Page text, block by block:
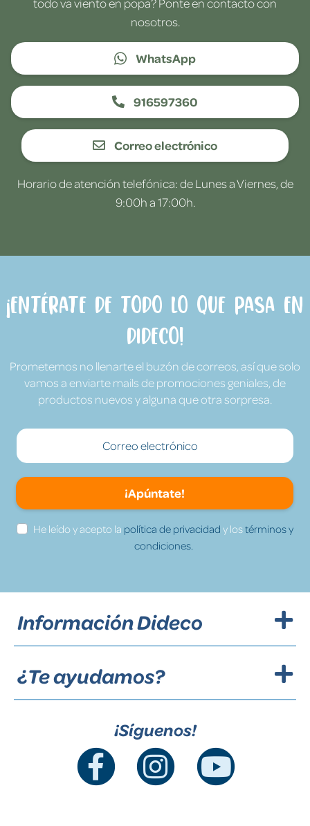
nosotros.
WhatsApp
916597360
Correo electrónico
Horario de atención telefónica: de Lunes a Viernes, de
9:00h a 17:00h.
¡Entérate de todo lo que pasa en
Dideco!
Prometemos no llenarte el buzón de correos, así que solo
vamos a enviarte mails de promociones geniales, de
productos nuevos y alguna que otra sorpresa.
¡Apúntate!
He leído y acepto la política de privacidad y lostérminos y
condiciones.
Información Dideco
¿Te ayudamos?
¡Síguenos!